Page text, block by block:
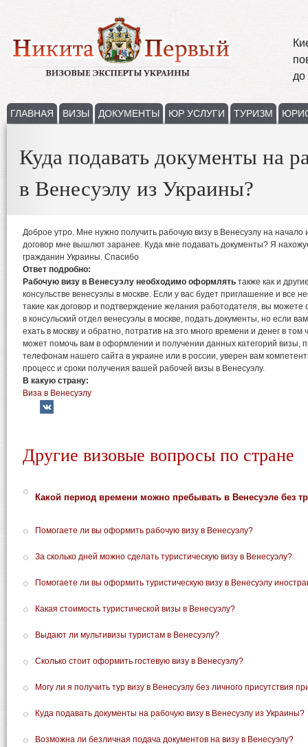
до
ГЛАВНАЯ ВИЗЫ ДОКУМЕНТЫ ЮР УСЛУГИ ТУРИЗМ
Куда подавать документы на
в Венесуэлу из Украины?
Доброе утро. Мне нужно получить рабочую визу в Венесуэлу на
договор мне вышлют заранее. Куда мне подавать документы? Я
гражданин Украины. Спасибо
Ответ подробно:
Рабочую визу в Венесуэлу необходимо оформлять также как и
консульстве венесуэлы в москве. Если у вас будет приглашение и все
такие как договор и подтверждение желания работодателя, вы можете
в консульский отдел венесуэлы в москве, подать документы, но если
ехать в москву и обратно, потратив на это много времени и денег в
может помочь вам в оформлении и получении данных категорий визы,
телефонам нашего сайта в украине или в россии, уверен вам
процесс и сроки получения вашей рабочей визы в Венесуэлу.
В какую страну:
Виза в Венесуэлу
Другие визовые вопросы по стране
Какой период времени можно пребывать в Венесуэле без
Помогаете ли вы оформить рабочую визу в Венесуэлу?
За сколько дней можно сделать туристическую визу в Венесуэлу?
Помогаете ли вы оформить туристическую визу в Венесуэлу
Какая стоимость туристической визы в Венесуэлу?
Выдают ли мультивизы туристам в Венесуэлу?
Сколько стоит оформить гостевую визу в Венесуэлу?
Могу ли я получить тур визу в Венесуэлу без личного присутствия
Куда подавать документы на рабочую визу в Венесуэлу из Украины?
Возможна ли безличная подача документов на визу в Венесуэлу?